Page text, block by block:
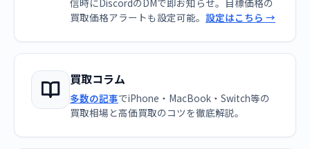
信時にDiscordのDMで即お知らせ。目標価格の
買取価格アラートも設定可能。 設定はこちら →
買取コラム
多数の記事でiPhone・MacBook・Switch等の
買取相場と高価買取のコツを徹底解説。